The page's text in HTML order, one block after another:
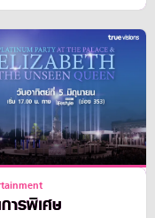
ารพิเศษ